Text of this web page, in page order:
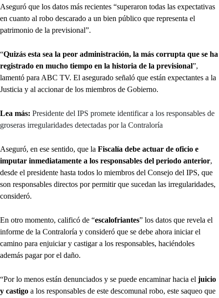
Aseguró que los datos más recientes “superaron todas las expectativas
en cuanto al robo descarado a un bien público que representa el
patrimonio de la previsional”.
“Quizás esta sea la peor administración, la más corrupta que se ha
registrado en mucho tiempo en la historia de la previsional”,
lamentó para ABC TV. El asegurado señaló que están expectantes a la
Justicia y al accionar de los miembros de Gobierno.
Lea más: Presidente del IPS promete identificar a los responsables de
groseras irregularidades detectadas por la Contraloría
Aseguró, en ese sentido, que la Fiscalía debe actuar de oficio e
imputar inmediatamente a los responsables del periodo anterior,
desde el presidente hasta todos lo miembros del Consejo del IPS, que
son responsables directos por permitir que sucedan las irregularidades,
consideró.
En otro momento, calificó de “escalofriantes” los datos que revela el
informe de la Contraloría y consideró que se debe ahora iniciar el
camino para enjuiciar y castigar a los responsables, haciéndoles
además pagar por el daño.
“Por lo menos están denunciados y se puede encaminar hacia el juicio
y castigo a los responsables de este descomunal robo, este saqueo que